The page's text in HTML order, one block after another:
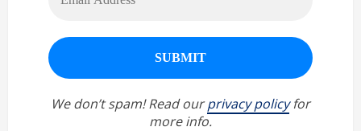
We don’t spam! Read ourprivacy policyfor
more info.